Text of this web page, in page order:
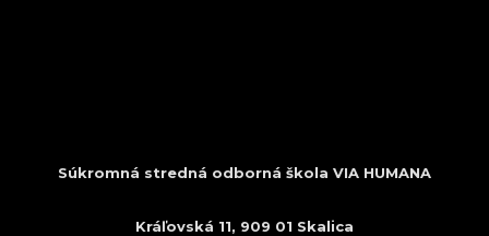
Súkromná stredná odborná škola VIA HUMANA
Kráľovská 11, 909 01 Skalica